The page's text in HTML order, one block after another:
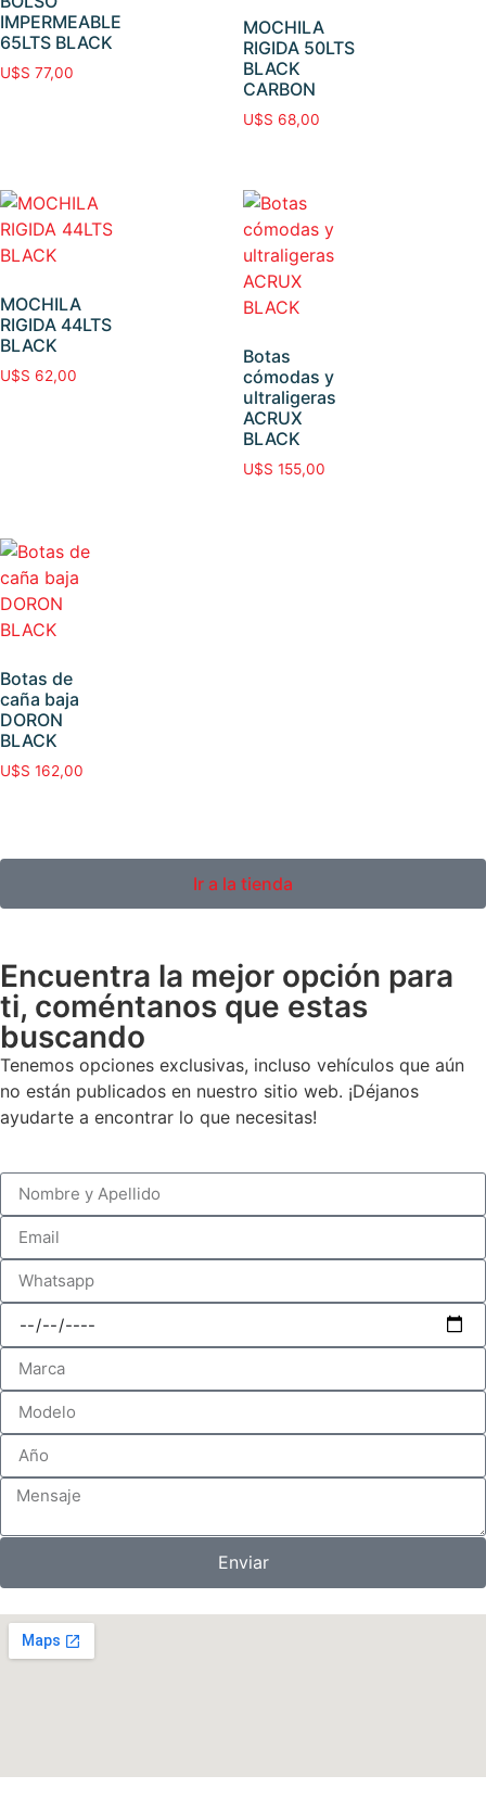
IMPERMEABLE
65LTS BLACK
U$S 77,00
MOCHILA
RIGIDA 50LTS
BLACK
CARBON
U$S 68,00
MOCHILA
RIGIDA 44LTS
BLACK
U$S 62,00
Botas
cómodas y
ultraligeras
ACRUX
BLACK
U$S 155,00
Botas de
caña baja
DORON
BLACK
U$S 162,00
Ir a la tienda
Encuentra la mejor opción para
ti, coméntanos que estas
buscando
Tenemos opciones exclusivas, incluso vehículos que aún
no están publicados en nuestro sitio web. ¡Déjanos
ayudarte a encontrar lo que necesitas!
Enviar